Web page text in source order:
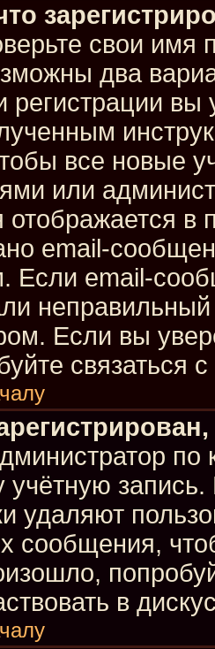
свои имя
два
регистрации
все новые
или
в
email-
Если email-
Если вы
связаться
по
удаляют
сообщения,
в